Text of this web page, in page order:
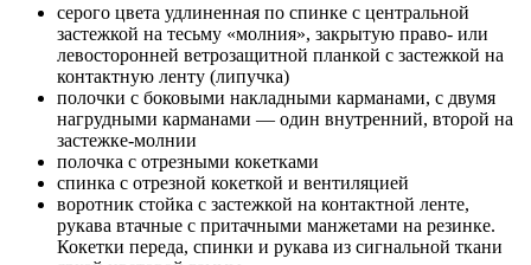
серого цвета удлиненная по спинке с центральной
застежкой на тесьму «молния», закрытую право- или
левосторонней ветрозащитной планкой с застежкой на
контактную ленту (липучка)
полочки с боковыми накладными карманами, с двумя
нагрудными карманами — один внутренний, второй на
застежке-молнии
полочка с отрезными кокетками
спинка с отрезной кокеткой и вентиляцией
воротник стойка с застежкой на контактной ленте,
рукава втачные с притачными манжетами на резинке.
Кокетки переда, спинки и рукава из сигнальной ткани